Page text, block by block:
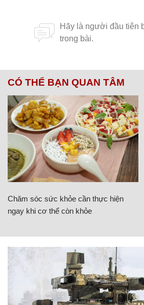
CÓ THỂ BẠN QUAN TÂM
Chăm sóc sức khỏe cần thực hiện
ngay khi cơ thể còn khỏe